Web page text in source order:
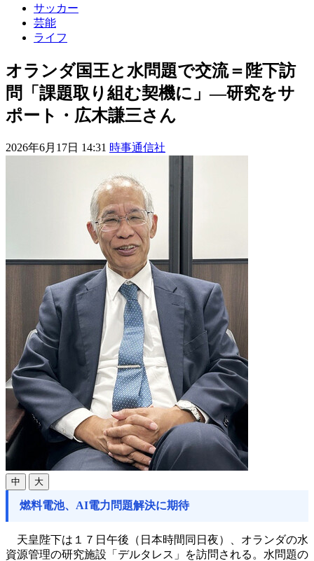
サッカー
芸能
ライフ
オランダ国王と水問題で交流＝陛下訪
問「課題取り組む契機に」―研究をサ
ポート・広木謙三さん
2026年6月17日 14:31 時事通信社
中 大
燃料電池、AI電力問題解決に期待
天皇陛下は１７日午後（日本時間同日夜）、オランダの水
資源管理の研究施設「デルタレス」を訪問される。水問題の